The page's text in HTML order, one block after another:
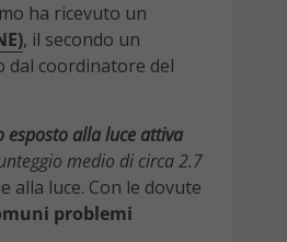
ha ricevuto un
, il secondo un
dal coordinatore del
esposto alla luce attiva
medio di circa 2.7
alla luce. Con le dovute
problemi